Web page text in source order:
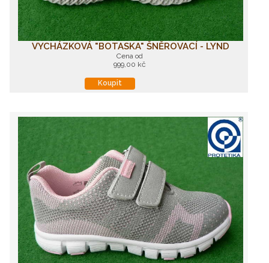
VYCHÁZKOVÁ "BOTASKA" ŠNĚROVACÍ - LYND
Cena od
999,00 kč
Koupit